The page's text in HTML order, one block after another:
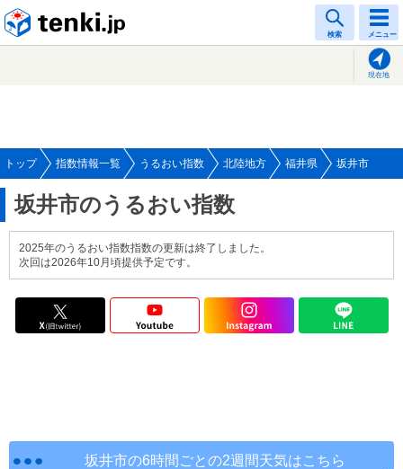
検索 メニュー
現在地
トップ 指数情報一覧 うるおい指数 北陸地方 福井県 坂井市
坂井市のうるおい指数
2025年のうるおい指数指数の更新は終了しました。
次回は2026年10月頃提供予定です。
坂井市の6時間ごとの2週間天気はこちら